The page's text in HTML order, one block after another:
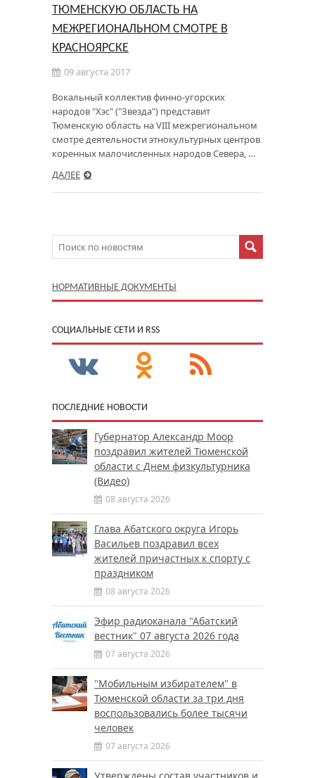
ТЮМЕНСКУЮ ОБЛАСТЬ НА
МЕЖРЕГИОНАЛЬНОМ СМОТРЕ В
КРАСНОЯРСКЕ
09 августа 2017
Вокальный коллектив финно-угорских
народов "Хэс" ("Звезда") представит
Тюменскую область на VIII межрегиональном
смотре деятельности этнокультурных центров
коренных малочисленных народов Севера, …
ДАЛЕЕ
НОРМАТИВНЫЕ ДОКУМЕНТЫ
CОЦИАЛЬНЫЕ СЕТИ И RSS
ПОСЛЕДНИЕ НОВОСТИ
Губернатор Александр Моор
поздравил жителей Тюменской
области с Днем физкультурника
(Видео)
08 августа 2026
Глава Абатского округа Игорь
Васильев поздравил всех
жителей причастных к спорту с
праздником
08 августа 2026
Эфир радиоканала "Абатский
вестник" 07 августа 2026 года
07 августа 2026
"Мобильным избирателем" в
Тюменской области за три дня
воспользовались более тысячи
человек
07 августа 2026